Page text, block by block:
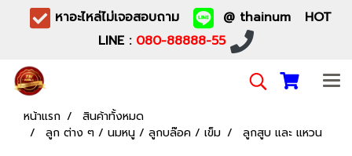
หาอะไหล่ไม่เจอสอบถาม
@ thainum HOT
LINE : 080-88888-55
หน้าแรก
สินค้าทั้งหมด
ลูก ต่าง ๆ / นมหนู / ลูกบล๊อค / เข็ม
ลูกสูบ และ แหวน